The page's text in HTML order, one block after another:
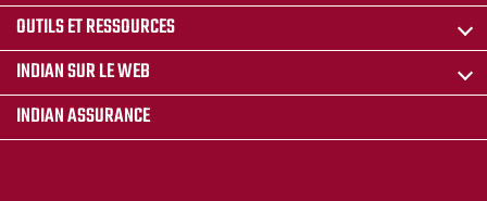
OUTILS ET RESSOURCES
INDIAN SUR LE WEB
INDIAN ASSURANCE